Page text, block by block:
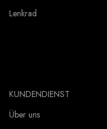
Lenkrad
KUNDENDIENST
Über uns